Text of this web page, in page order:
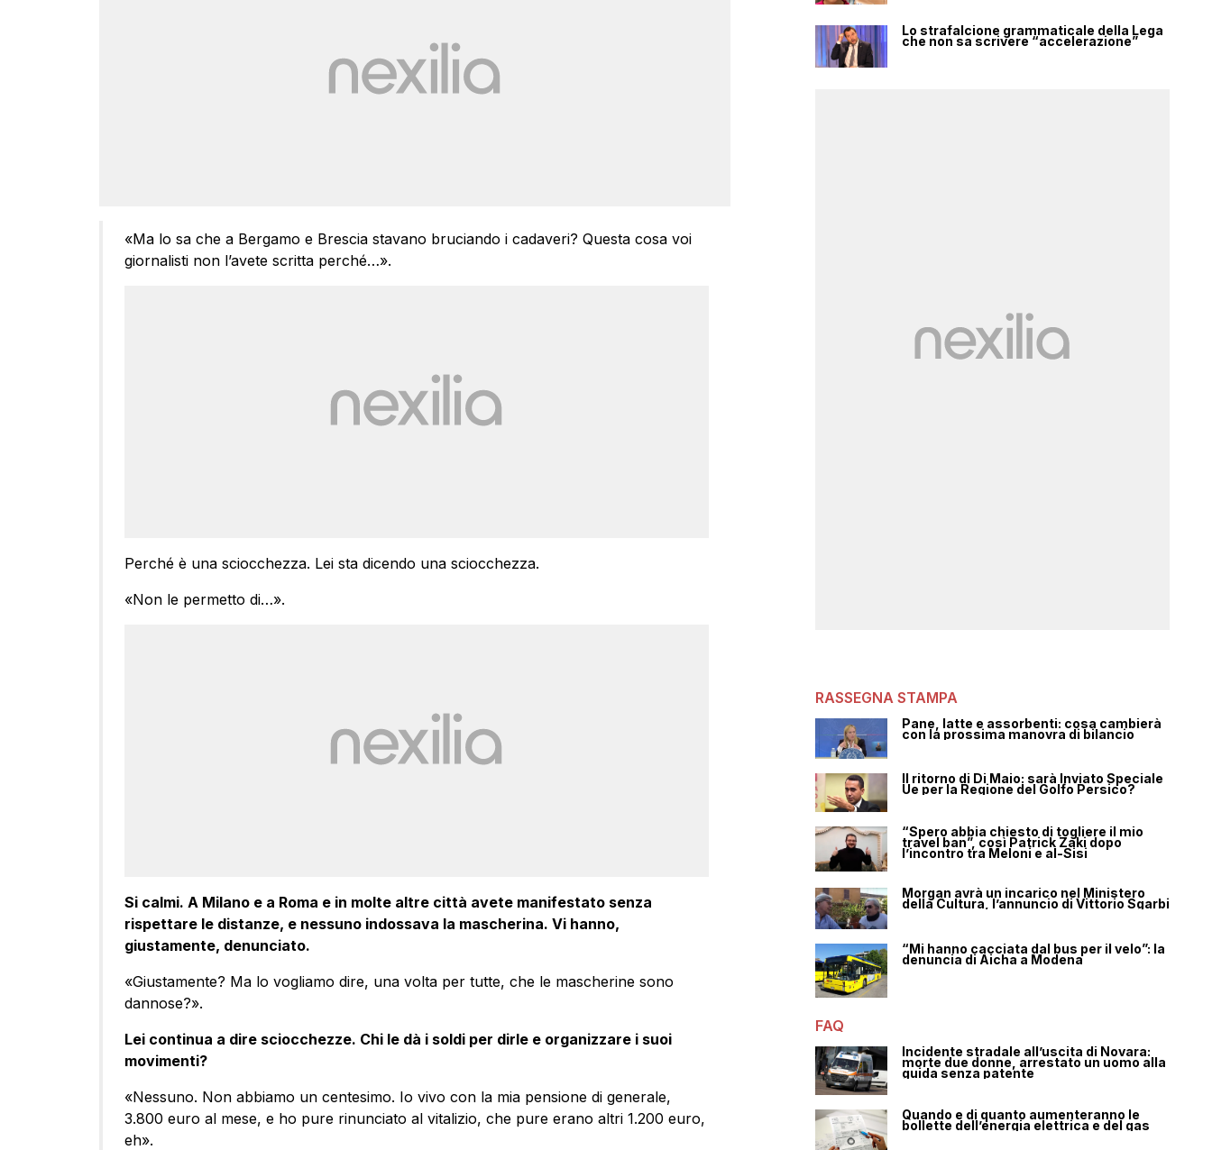
«Ma lo sa che a Bergamo e Brescia stavano bruciando i cadaveri? Questa cosa voi
giornalisti non l’avete scritta perché…».
Perché è una sciocchezza. Lei sta dicendo una sciocchezza.
«Non le permetto di…».
Si calmi. A Milano e a Roma e in molte altre città avete manifestato senza
rispettare le distanze, e nessuno indossava la mascherina. Vi hanno,
giustamente, denunciato.
«Giustamente? Ma lo vogliamo dire, una volta per tutte, che le mascherine sono
dannose?».
Lei continua a dire sciocchezze. Chi le dà i soldi per dirle e organizzare i suoi
movimenti?
«Nessuno. Non abbiamo un centesimo. Io vivo con la mia pensione di generale,
3.800 euro al mese, e ho pure rinunciato al vitalizio, che pure erano altri 1.200 euro,
eh».
Lo strafalcione grammaticale della Lega
che non sa scrivere “accelerazione”
RASSEGNA STAMPA
Pane, latte e assorbenti: cosa cambierà
con la prossima manovra di bilancio
Il ritorno di Di Maio: sarà Inviato Speciale
Ue per la Regione del Golfo Persico?
“Spero abbia chiesto di togliere il mio
travel ban”, così Patrick Zaki dopo
l’incontro tra Meloni e al-Sisi
Morgan avrà un incarico nel Ministero
della Cultura, l’annuncio di Vittorio Sgarbi
“Mi hanno cacciata dal bus per il velo”: la
denuncia di Aicha a Modena
FAQ
Incidente stradale all’uscita di Novara:
morte due donne, arrestato un uomo alla
guida senza patente
Quando e di quanto aumenteranno le
bollette dell’energia elettrica e del gas